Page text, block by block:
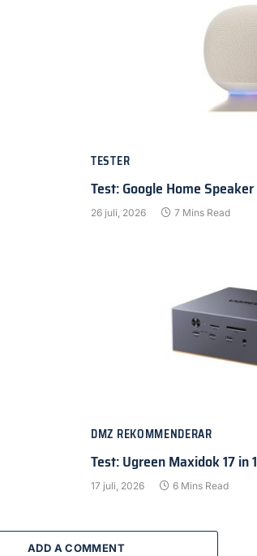
TESTER
Test: Google Home Speaker
26 juli, 2026 7 Mins Read
DMZ REKOMMENDERAR
Test: Ugreen Maxidok 17 in 1
17 juli, 2026 6 Mins Read
ADD A COMMENT